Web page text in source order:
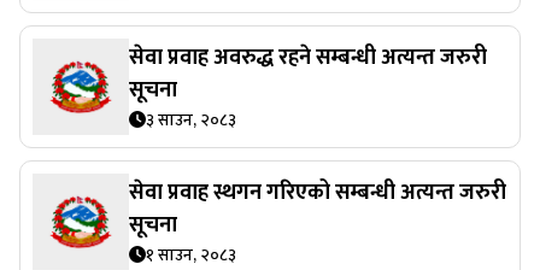
सेवा प्रवाह अवरुद्ध रहने सम्बन्धी अत्यन्त जरुरी
सूचना
३ साउन, २०८३
सेवा प्रवाह स्थगन गरिएको सम्बन्धी अत्यन्त जरुरी
सूचना
१ साउन, २०८३